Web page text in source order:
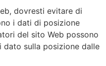
dovresti evitare di
i dati di posizione
del sito Web possono
dato sulla posizione dalle